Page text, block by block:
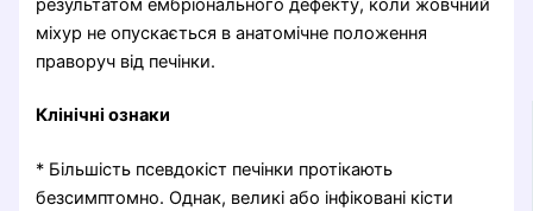
міхур не опускається в анатомічне положення
праворуч від печінки.
Клінічні ознаки
* Більшість псевдокіст печінки протікають
безсимптомно. Однак, великі або інфіковані кісти